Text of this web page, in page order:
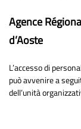
Agence
d’Aoste
L’accesso di
può avvenire a
dell’unità